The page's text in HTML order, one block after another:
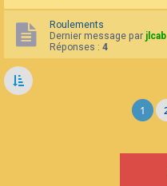
Roulements
Dernier message par jlcab
Réponses : 4
1